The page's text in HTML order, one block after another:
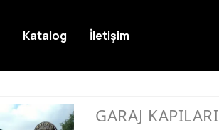
GARAJ KAPILARI
Katalog İletişim